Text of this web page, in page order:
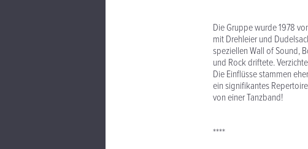
Die Gruppe wurde 1978
mit Drehleier und
speziellen Wall of Sound,
und Rock driftete.
Die Einflüsse stammen
ein signifikantes
von einer Tanzband!
****